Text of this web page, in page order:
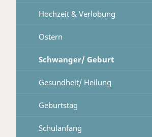
Hochzeit & Verlobung
Ostern
Schwanger/ Geburt
Gesundheit/ Heilung
Geburtstag
Schulanfang